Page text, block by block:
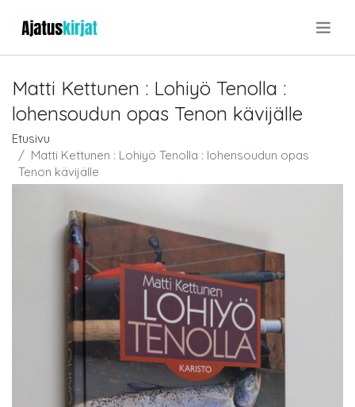
Matti Kettunen : Lohiyö Tenolla :
lohensoudun opas Tenon kävijälle
Etusivu
Matti Kettunen : Lohiyö Tenolla : lohensoudun opas
Tenon kävijälle